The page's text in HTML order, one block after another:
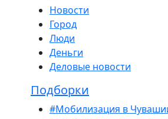
Новости
Город
Люди
Деньги
Деловые новости
Подборки
#Мобилизация в